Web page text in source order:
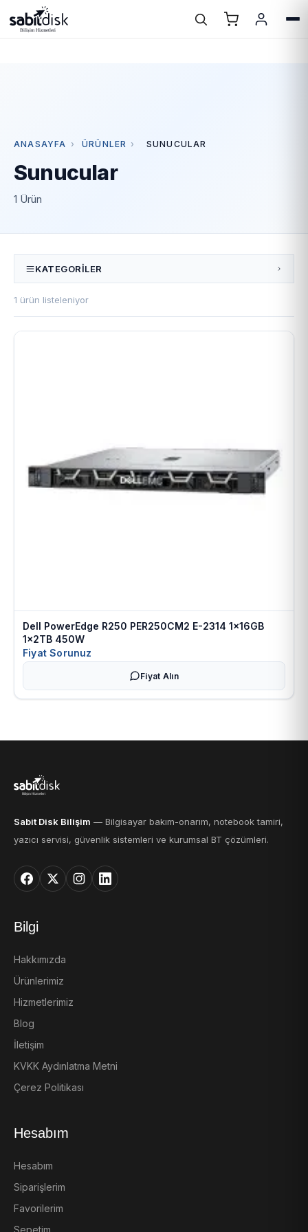
ANASAYFA › ÜRÜNLER › SUNUCULAR
Sunucular
1 Ürün
KATEGORILER
1 ürün listeleniyor
Dell PowerEdge R250 PER250CM2 E-2314 1x16GB
1x2TB 450W
Fiyat Sorunuz
Fiyat Alın
Sabit Disk Bilişim — Bilgisayar bakım-onarım, notebook tamiri,
yazıcı servisi, güvenlik sistemleri ve kurumsal BT çözümleri.
Bilgi
Hakkımızda
Ürünlerimiz
Hizmetlerimiz
Blog
İletişim
KVKK Aydınlatma Metni
Çerez Politikası
Hesabım
Hesabım
Siparişlerim
Favorilerim
Sepetim